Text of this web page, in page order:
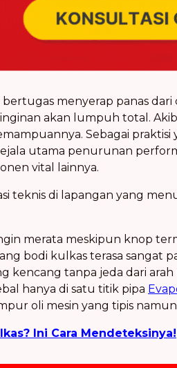
menyerap panas
akan lumpuh total.
Sebagai
utama penurunan
vital lainnya.
teknis di lapangan yang
merata meskipun knop
bodi kulkas terasa sangat
kencang tanpa jeda dari arah
hanya di satu titik pipa
oli mesin yang tipis
Ini Cara Mendeteksinya!